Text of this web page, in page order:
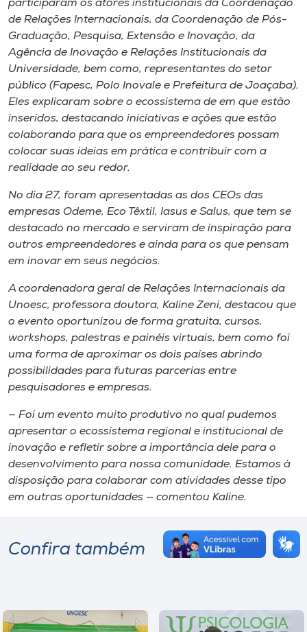
participaram os atores institucionais da Coordenação
de Relações Internacionais, da Coordenação de Pós-
Graduação, Pesquisa, Extensão e Inovação, da
Agência de Inovação e Relações Institucionais da
Universidade, bem como, representantes do setor
público (Fapesc, Polo Inovale e Prefeitura de Joaçaba).
Eles explicaram sobre o ecossistema de em que estão
inseridos, destacando iniciativas e ações que estão
colaborando para que os empreendedores possam
colocar suas ideias em prática e contribuir com a
realidade ao seu redor.
No dia 27, foram apresentadas as dos CEOs das
empresas Odeme, Eco Têxtil, Iasus e Salus, que tem se
destacado no mercado e serviram de inspiração para
outros empreendedores e ainda para os que pensam
em inovar em seus negócios.
A coordenadora geral de Relações Internacionais da
Unoesc, professora doutora, Kaline Zeni, destacou que
o evento oportunizou de forma gratuita, cursos,
workshops, palestras e painéis virtuais, bem como foi
uma forma de aproximar os dois países abrindo
possibilidades para futuras parcerias entre
pesquisadores e empresas.
— Foi um evento muito produtivo no qual pudemos
apresentar o ecossistema regional e institucional de
inovação e refletir sobre a importância dele para o
desenvolvimento para nossa comunidade. Estamos à
disposição para colaborar com atividades desse tipo
em outras oportunidades — comentou Kaline.
Confira também